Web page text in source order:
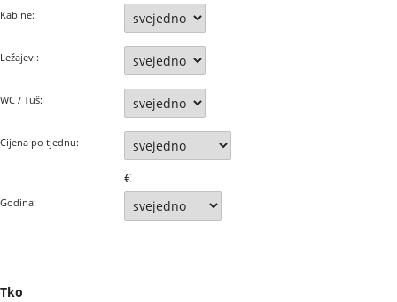
Kabine:
Ležajevi:
WC / Tuš:
Cijena po tjednu:
€
Godina:
Tko